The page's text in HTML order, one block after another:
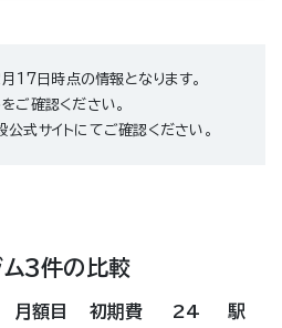
日時点の情報となります。
ご確認ください。
式サイトにてご確認ください。
ム3件の比較
月額目
初期費
24
駅